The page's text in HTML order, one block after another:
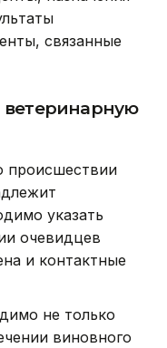
связанные
указать
очевидцев
и контактные
не только
виновного